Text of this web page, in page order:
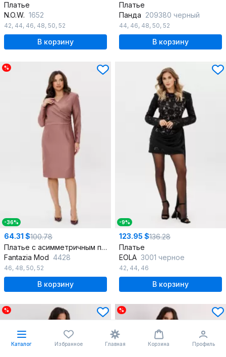
Платье
N.O.W. 1652
42, 44, 46, 48, 50, 52
В корзину
Платье
Панда 209380 черный
44, 46, 48, 50, 52
В корзину
%
-36%
64.31 $100.78
Платье с асимметричным подрезом и отрезным бальным силуэтом
Fantazia Mod 4428
46, 48, 50, 52
В корзину
-9%
123.95 $136.28
Платье
EOLA 3001 черное
42, 44, 46
В корзину
% %
Каталог Избранное Главная Корзина Профиль